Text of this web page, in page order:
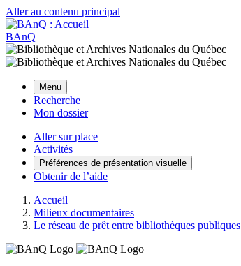
Aller au contenu principal
BAnQ
Menu
Recherche
Mon dossier
Aller sur place
Activités
Préférences de présentation visuelle
Obtenir de l’aide
Accueil
Milieux documentaires
Le réseau de prêt entre bibliothèques publiques